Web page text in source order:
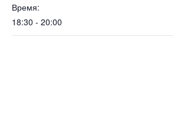
Время:
18:30 - 20:00